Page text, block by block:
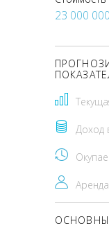
23 000 000
Доход